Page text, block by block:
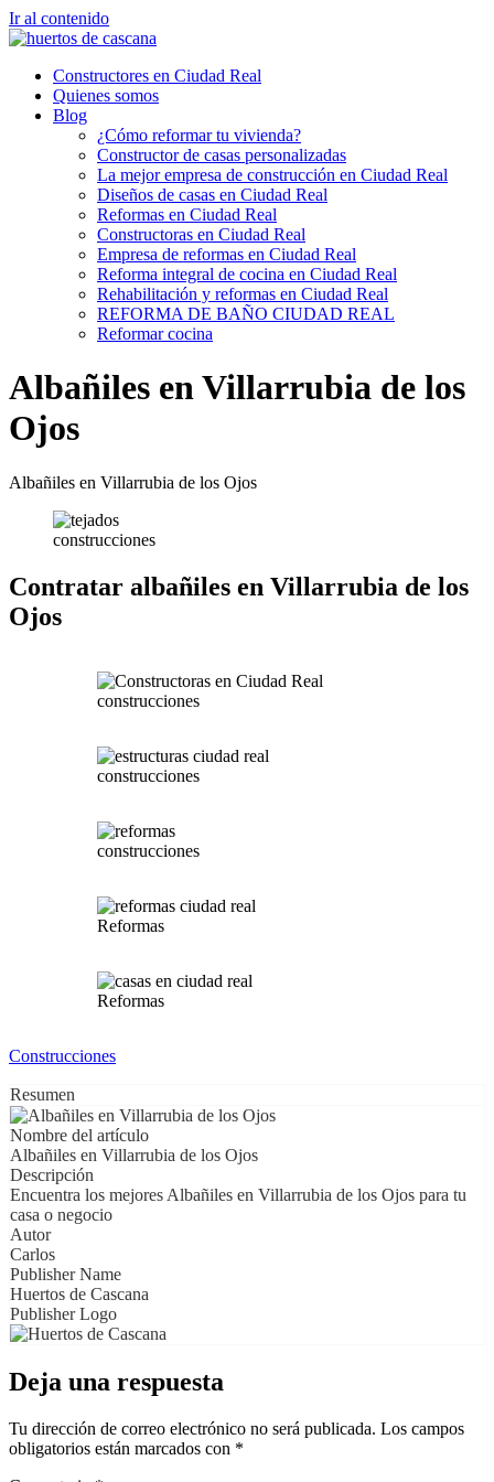
Ir al contenido
Constructores en Ciudad Real
Quienes somos
Blog
¿Cómo reformar tu vivienda?
Constructor de casas personalizadas
La mejor empresa de construcción en Ciudad Real
Diseños de casas en Ciudad Real
Reformas en Ciudad Real
Constructoras en Ciudad Real
Empresa de reformas en Ciudad Real
Reforma integral de cocina en Ciudad Real
Rehabilitación y reformas en Ciudad Real
REFORMA DE BAÑO CIUDAD REAL
Reformar cocina
Albañiles en Villarrubia de los
Ojos
Albañiles en Villarrubia de los Ojos
construcciones
Contratar albañiles en Villarrubia de los
Ojos
construcciones
construcciones
construcciones
Reformas
Reformas
Construcciones
Resumen
Nombre del artículo
Albañiles en Villarrubia de los Ojos
Descripción
Encuentra los mejores Albañiles en Villarrubia de los Ojos para tu
casa o negocio
Autor
Carlos
Publisher Name
Huertos de Cascana
Publisher Logo
Deja una respuesta
Tu dirección de correo electrónico no será publicada. Los campos
obligatorios están marcados con *